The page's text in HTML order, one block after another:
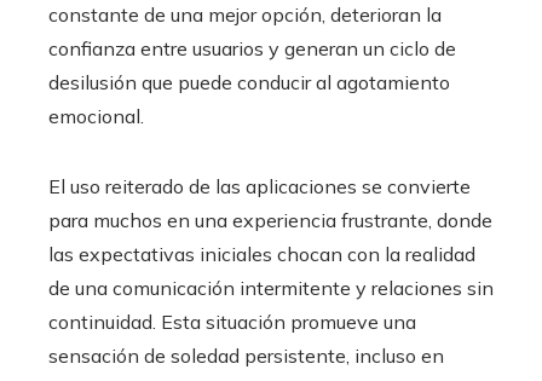
constante de una mejor opción, deterioran la
confianza entre usuarios y generan un ciclo de
desilusión que puede conducir al agotamiento
emocional.
El uso reiterado de las aplicaciones se convierte
para muchos en una experiencia frustrante, donde
las expectativas iniciales chocan con la realidad
de una comunicación intermitente y relaciones sin
continuidad. Esta situación promueve una
sensación de soledad persistente, incluso en